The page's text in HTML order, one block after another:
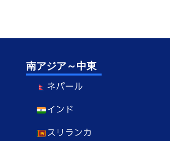
南アジア～中東
ネパール
インド
スリランカ